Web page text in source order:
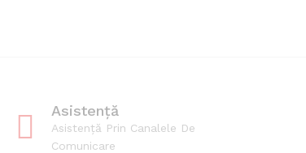
Asistență
Asistență Prin Canalele De
Comunicare